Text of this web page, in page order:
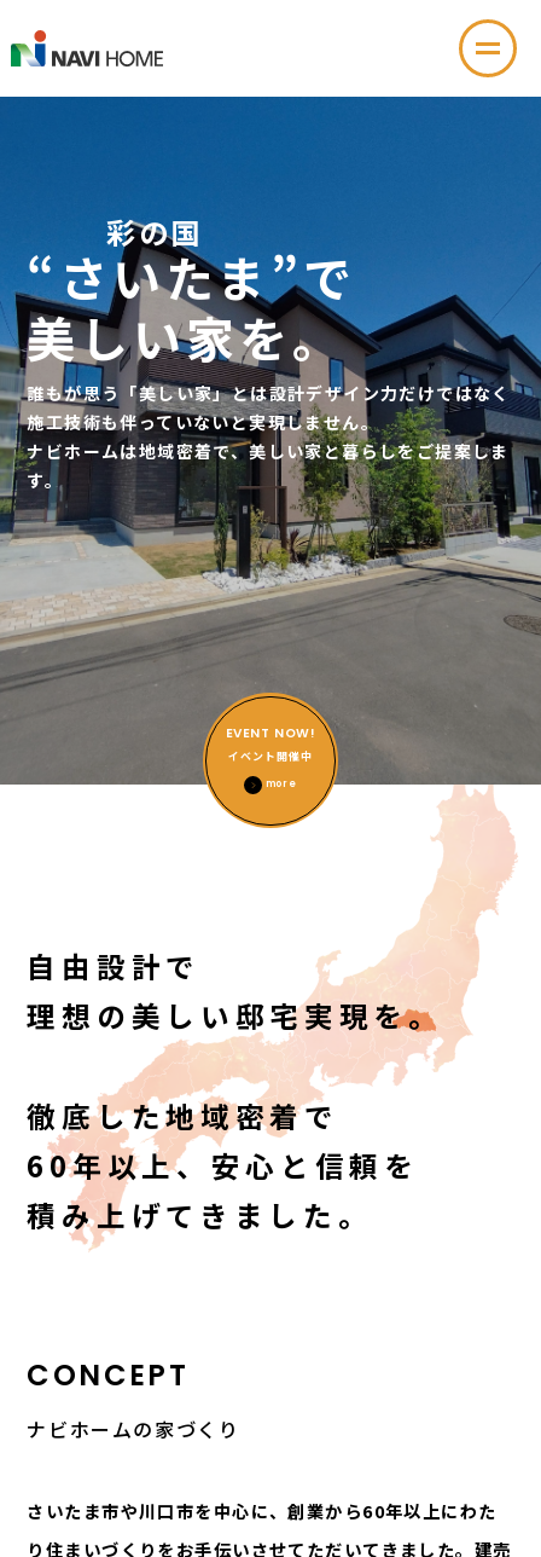
彩の国
“さいたま”で
美しい家を。
誰もが思う「美しい家」とは設計デザイン力だけではなく
施工技術も伴っていないと実現しません。
ナビホームは地域密着で、美しい家と暮らしをご提案しま
す。
EVENT NOW!
イベント開催中
more
自由設計で
理想の美しい邸宅実現を。
徹底した地域密着で
60年以上、安心と信頼を
積み上げてきました。
CONCEPT
ナビホームの家づくり
さいたま市や川口市を中心に、創業から60年以上にわた
り住まいづくりをお手伝いさせてただいてきました。建売